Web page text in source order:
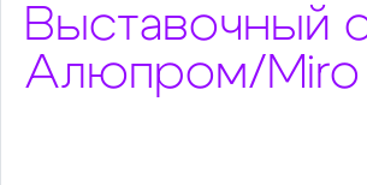
Выставочный
Алюпром/Miro